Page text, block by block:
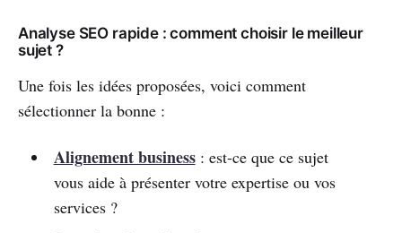
Analyse SEO rapide : comment choisir le meilleur
sujet ?
Une fois les idées proposées, voici comment
sélectionner la bonne :
Alignement business: est-ce que ce sujet
vous aide à présenter votre expertise ou vos
services ?